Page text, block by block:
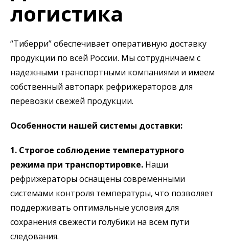
логистика
“Тиберри” обеспечивает оперативную доставку
продукции по всей России. Мы сотрудничаем с
надежными транспортными компаниями и имеем
собственный автопарк рефрижераторов для
перевозки свежей продукции.
Особенности нашей системы доставки:
1. Строгое соблюдение температурного
режима при транспортировке. Наши
рефрижераторы оснащены современными
системами контроля температуры, что позволяет
поддерживать оптимальные условия для
сохранения свежести голубики на всем пути
следования.